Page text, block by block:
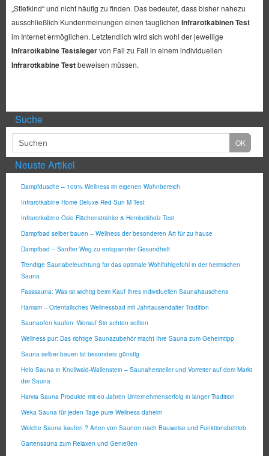
„Stiefkind“ und nicht häufig zu finden. Das bedeutet, dass bisher nahezu
ausschließlich Kundenmeinungen einen tauglichen Infrarotkabinen Test
im Internet ermöglichen. Letztendlich wird sich wohl der jeweilige
Infrarotkabine Testsiegervon Fall zu Fall in einem individuellen
Infrarotkabine Testbeweisen müssen.
Suche
Neuste Artikel
Dampfdusche – 100% Wellness im eigenen Wohnbereich
Infrarotkabine Home Deluxe Red Sun M Test
Infrarotkabine Oslo Flächenstrahler & Hemlockholz Test
Dampfbad selber bauen – Wellness der besonderen Art für zu hause
Dampfbad – Sanfter Weg zu entspannter Gesundheit
Trendige Saunabeleuchtung für das optimale Wohlfühlgefühl in der heimischen
Sauna
Fasssauna: Was ist wichtig beim Kauf Ihres individuellen Saunahäuschens
Hamam – Orientalisches Wellnessbad mit Jahrtausendalter Tradition
Saunaofen kaufen: Worauf Sie achten sollten
Wellness pur: Das richtige Saunazubehör macht Ihre Sauna zum Geheimtipp
Sauna selber bauen ist besonders günstig
Helo Sauna in Knüllwald-Wallenstein – Saunahersteller und Vorreiter auf dem Markt
der Sauna
Harvia Sauna Produkte mit 60 Jahren Unternehmenserfolg in langer Tradition
Weka Sauna für jeden Tage pure Wellness daheim
Welche Sauna kaufen ? Arten von Saunen nach Bauweise und Funktionsbetrieb
Gartensauna zum Relaxen und Genießen